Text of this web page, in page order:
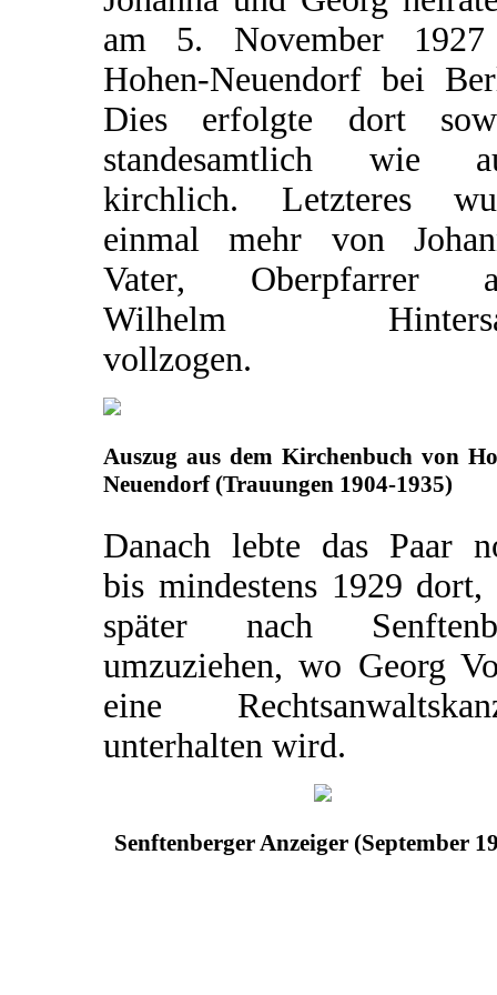
am 5. November
Hohen-Neuendorf bei
Dies erfolgte dort
standesamtlich wie
kirchlich. Letzteres
einmal mehr von
Vater, Oberpfarrer
Wilhelm
vollzogen.
Auszug aus dem Kirchenbuch von
Neuendorf (Trauungen 1904-1935)
Danach lebte das Paar
bis mindestens 1929 dort,
später nach
umzuziehen, wo Georg
eine
unterhalten wird.
Senftenberger Anzeiger (September